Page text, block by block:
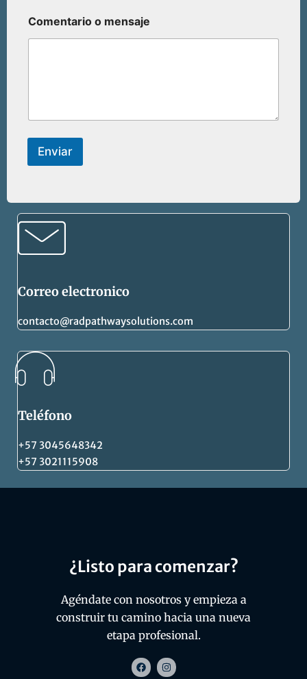
Comentario o mensaje
Enviar
Correo electronico
contacto@radpathwaysolutions.com
Teléfono
+57 3045648342
+57 3021115908
¿Listo para comenzar?
Agéndate con nosotros y empieza a
construir tu camino hacia una nueva
etapa profesional.
F
a
I
n